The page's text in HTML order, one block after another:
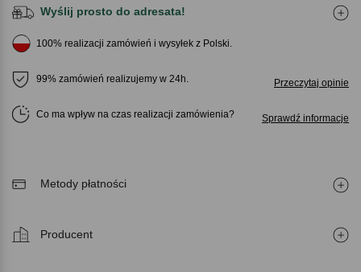
Wyślij prosto do adresata!
100% realizacji zamówień i wysyłek z Polski.
99% zamówień realizujemy w 24h. Przeczytaj opinie
Co ma wpływ na czas realizacji zamówienia Sprawdź informacje
Metody płatności
Producent